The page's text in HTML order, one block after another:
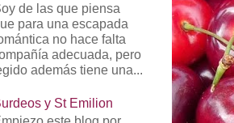
de las que piensa
para una escapada
no hace falta
adecuada, pero
además tiene una...
y St Emilion